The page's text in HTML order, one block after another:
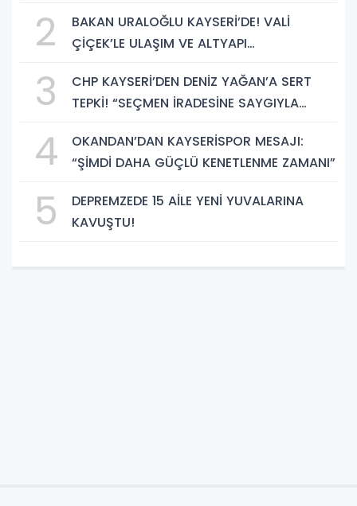
2
BAKAN URALOĞLU KAYSERİ’DE! VALİ
ÇİÇEK’LE ULAŞIM VE ALTYAPI
3
CHP KAYSERİ’DEN DENİZ YAĞAN’A SERT
TEPKİ! “SEÇMEN İRADESİNE SAYGIYLA
4
OKANDAN’DAN KAYSERİSPOR MESAJI:
“ŞİMDİ DAHA GÜÇLÜ KENETLENME ZAMANI”
5
DEPREMZEDE 15 AİLE YENİ YUVALARINA
KAVUŞTU!